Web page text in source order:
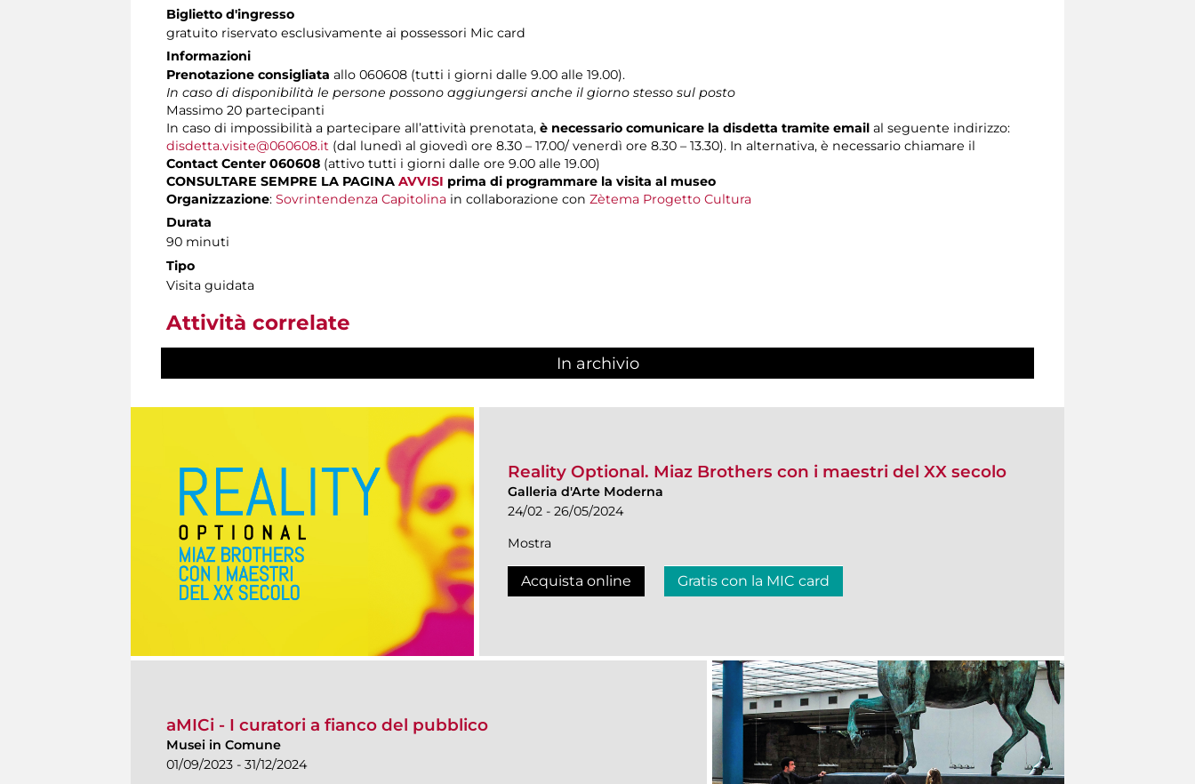
Biglietto d'ingresso
gratuito riservato esclusivamente ai possessori Mic card
Informazioni
Prenotazione consigliata allo 060608 (tutti i giorni dalle 9.00 alle 19.00).
In caso di disponibilità le persone possono aggiungersi anche il giorno stesso sul posto
Massimo 20 partecipanti
In caso di impossibilità a partecipare all’attività prenotata, è necessario comunicare la disdetta tramite email al seguente indirizzo:
disdetta.visite@060608.it (dal lunedì al giovedì ore 8.30 – 17.00/ venerdì ore 8.30 – 13.30). In alternativa, è necessario chiamare il
Contact Center 060608 (attivo tutti i giorni dalle ore 9.00 alle 19.00)
CONSULTARE SEMPRE LA PAGINA AVVISI prima di programmare la visita al museo
Organizzazione: Sovrintendenza Capitolina in collaborazione con Zètema Progetto Cultura
Durata
90 minuti
Tipo
Visita guidata
Attività correlate
In archivio
Reality Optional. Miaz Brothers con i maestri del XX secolo
Galleria d'Arte Moderna
24/02 - 26/05/2024
Mostra
Acquista online Gratis con la MIC card
aMICi - I curatori a fianco del pubblico
Musei in Comune
01/09/2023 - 31/12/2024